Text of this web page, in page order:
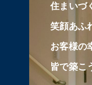
住まいづ
笑顔あふ
お客様の
皆で築こ